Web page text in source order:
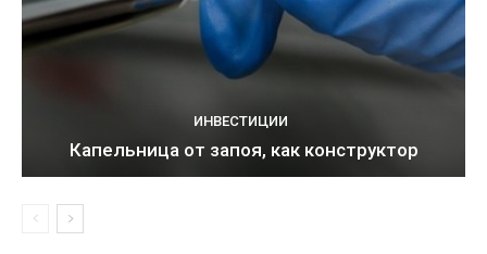
ИНВЕСТИЦИИ
Капельница от запоя, как конструктор